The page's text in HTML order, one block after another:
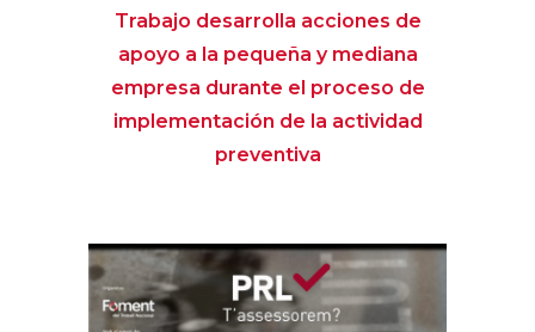
Trabajo desarrolla acciones de
apoyo a la pequeña y mediana
empresa durante el proceso de
implementación de la actividad
preventiva